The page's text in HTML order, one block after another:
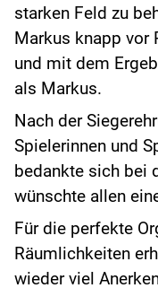
starken Feld zu
Markus knapp vor
und mit dem
als Markus.
Nach der
Spielerinnen und
bedankte sich bei
wünschte allen
Für die perfekte
Räumlichkeiten
wieder viel